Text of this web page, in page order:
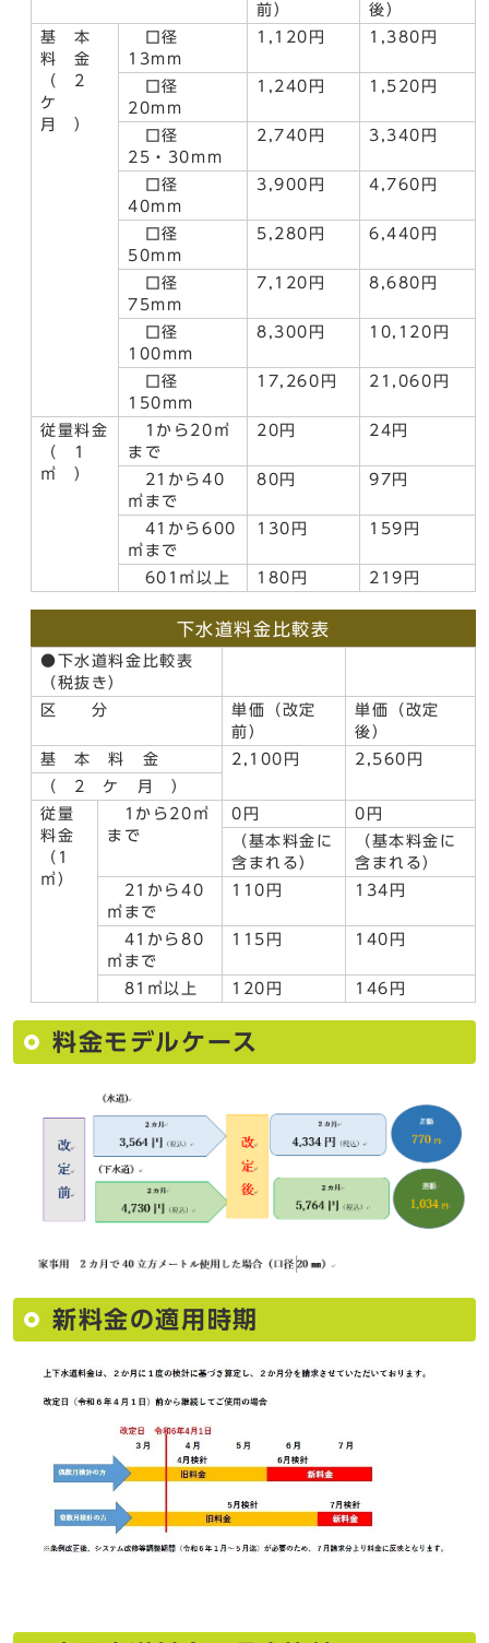
前）
後）
基 本
料 金
（ 2
ケ
月 ）
口径
13mm
1,120円 1,380円
口径
20mm
1,240円 1,520円
口径
25・30mm
2,740円 3,340円
口径
40mm
3,900円 4,760円
口径
50mm
5,280円 6,440円
口径
75mm
7,120円 8,680円
口径
100mm
8,300円 10,120円
口径
150mm
17,260円 21,060円
従量料金
（ 1
㎥ ）
1から20㎥
まで
20円 24円
21から40
㎥まで
80円 97円
41から600
㎥まで
130円 159円
601㎥以上 180円 219円
下水道料金比較表
●下水道料金比較表
（税抜き）
区 分
単価（改定
前）
単価（改定
後）
基 本 料 金
2,100円
2,560円
（ 2 ケ 月 ）
従量
料金
（1
㎥）
1から20㎥
まで
0円
0円
（基本料金に
含まれる）
（基本料金に
含まれる）
21から40
㎥まで
110円 134円
41から80
㎥まで
115円 140円
81㎥以上 120円 146円
料金モデルケース
新料金の適用時期